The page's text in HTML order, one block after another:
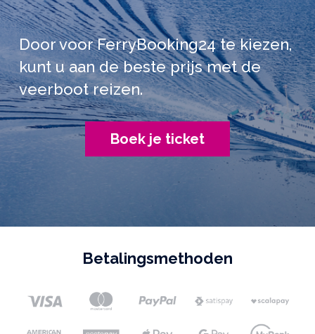
Door voor FerryBooking24 te kiezen,
kunt u aan de beste prijs met de
veerboot reizen.
Boek je ticket
Betalingsmethoden